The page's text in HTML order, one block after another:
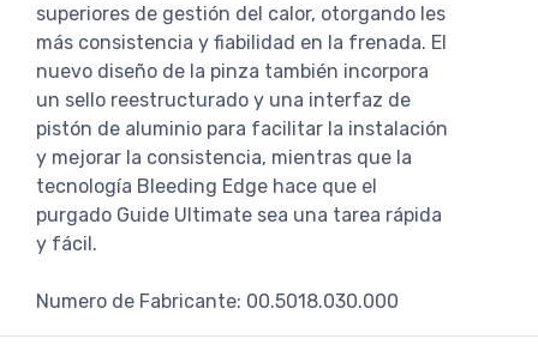
superiores de gestión del calor, otorgando les
más consistencia y fiabilidad en la frenada. El
nuevo diseño de la pinza también incorpora
un sello reestructurado y una interfaz de
pistón de aluminio para facilitar la instalación
y mejorar la consistencia, mientras que la
tecnología Bleeding Edge hace que el
purgado Guide Ultimate sea una tarea rápida
y fácil.
Numero de Fabricante: 00.5018.030.000